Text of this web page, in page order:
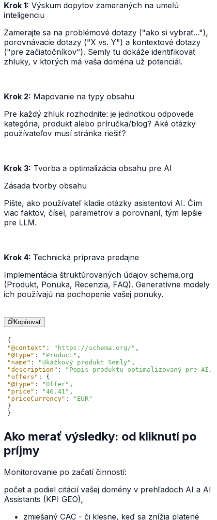
Krok 1: Výskum dopytov zameraných na umelú
inteligenciu
Zamerajte sa na problémové dotazy ("ako si vybrať..."),
porovnávacie dotazy ("X vs. Y") a kontextové dotazy
("pre začiatočníkov"). Semly tu dokáže identifikovať
zhluky, v ktorých má vaša doména už potenciál.
Krok 2: Mapovanie na typy obsahu
Pre každý zhluk rozhodnite: je jednotkou odpovede
kategória, produkt alebo príručka/blog? Aké otázky
používateľov musí stránka riešiť?
Krok 3: Tvorba a optimalizácia obsahu pre AI
Zásada tvorby obsahu
Píšte, ako používateľ kladie otázky asistentovi AI. Čím
viac faktov, čísel, parametrov a porovnaní, tým lepšie
pre LLM.
Krok 4: Technická príprava predajne
Implementácia štruktúrovaných údajov schema.org
(Produkt, Ponuka, Recenzia, FAQ). Generatívne modely
ich používajú na pochopenie vašej ponuky.
Kopírovať
"@context" : "https://schema.org/"
"@type" : "Product"
"name" : "Ukážkový produkt Semly"
"description" :
"Popis produktu optimalizovaný pre AI."
"offers"
"@type" : "Offer"
"price" : "46.41"
"priceCurrency" :
"EUR"
}
Ako merať výsledky: od kliknutí po
príjmy
Monitorovanie po začatí činností:
počet a podiel citácií vašej domény v prehľadoch AI a AI
Assistants (KPI GEO),
zmiešaný CAC - či klesne, keď sa znížia platené